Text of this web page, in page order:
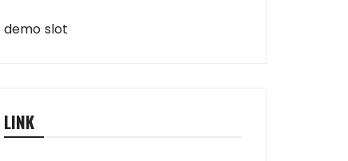
demo slot
LINK